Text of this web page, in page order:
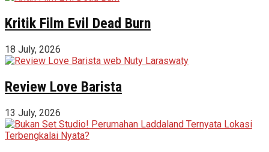
Kritik Film Evil Dead Burn
18 July, 2026
Review Love Barista
13 July, 2026